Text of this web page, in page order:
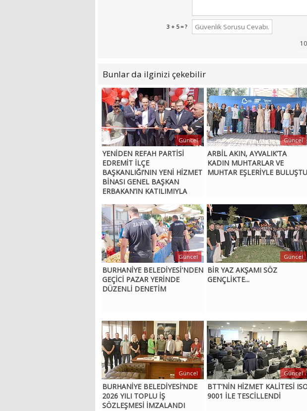
3 + 5 = ?
Bunlar da ilginizi çekebilir
YENİDEN REFAH PARTİSİ
EDREMİT İLÇE
BAŞKANLIĞI’NIN YENİ HİZMET
BİNASI GENEL BAŞKAN
ERBAKAN’IN KATILIMIYLA
Güncel
ARBİL AKIN, AYVALIK’TA
KADIN MUHTARLAR VE
MUHTAR EŞLERİYLE BULUŞTU
Güncel
BURHANİYE BELEDİYESİ'NDEN
GEÇİCİ PAZAR YERİNDE
DÜZENLİ DENETİM
Güncel
BİR YAZ AKŞAMI SÖZ
GENÇLİKTE...
Güncel
BURHANİYE BELEDİYESİ’NDE
2026 YILI TOPLU İŞ
SÖZLEŞMESİ İMZALANDI
Güncel
BTT’NİN HİZMET KALİTESİ
9001 İLE TESCİLLENDİ
Güncel